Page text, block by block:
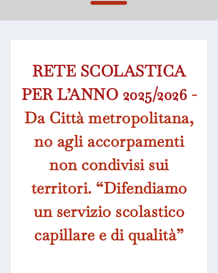
RETE SCOLASTICA
PER L’ANNO 2025/2026 -
Da Città metropolitana,
no agli accorpamenti
non condivisi sui
territori. “Difendiamo
un servizio scolastico
capillare e di qualità”